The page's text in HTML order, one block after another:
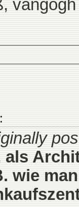
vangogh
als
wie